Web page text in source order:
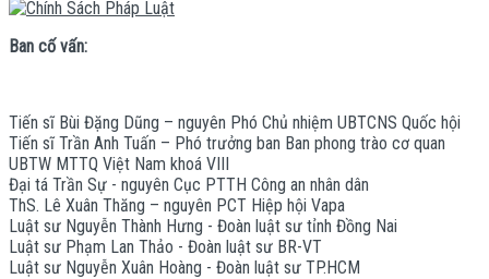
Ban cố vấn:
Tiến sĩ Bùi Đặng Dũng – nguyên Phó Chủ nhiệm UBTCNS Quốc hội
Tiến sĩ Trần Anh Tuấn – Phó trưởng ban Ban phong trào cơ quan
UBTW MTTQ Việt Nam khoá VIII
Đại tá Trần Sự - nguyên Cục PTTH Công an nhân dân
ThS. Lê Xuân Thăng – nguyên PCT Hiệp hội Vapa
Luật sư Nguyễn Thành Hưng - Đoàn luật sư tỉnh Đồng Nai
Luật sư Phạm Lan Thảo - Đoàn luật sư BR-VT
Luật sư Nguyễn Xuân Hoàng - Đoàn luật sư TP.HCM